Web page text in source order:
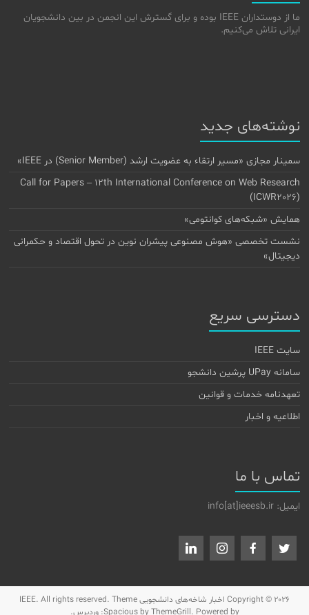
ما از دوستداران IEEE بوده و برای گسترش این انجمن در بین دانشجویان
ایرانی تلاش می‌کنیم.
نوشته‌های جدید
سمینار مجازی «مسیر ارتقاء به عضویت ارشد (Senior Member) در IEEE»
Call for Papers – 12th International Conference on Web Research
(ICWR2026)
همایش «شبکه‌های کوانتومی»
نشست تخصصی «هوش مصنوعی پیشران نوین در تحول اقتصاد و حکمرانی
دیجیتال»
دسترسی سریع
سایت IEEE
سامانه UPay پرشین دانشجو
تعهدنامه خدمات و قوانین
اطلاعیه و اخبار
تماس با ما
ایمیل: info[at]ieeesb.ir
Copyright © 2026 اخبار شاخه‌های دانشجویی IEEE. All rights reserved. Theme
Spaciousby ThemeGrill. Powered by: وردپرس.